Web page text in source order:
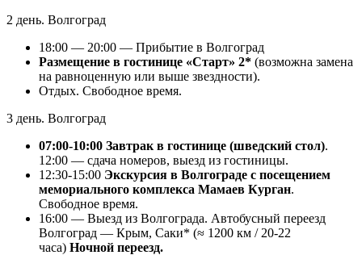
2 день. Волгоград
18:00 — 20:00 — Прибытие в Волгоград
Размещение в гостинице «Старт» 2* (возможна замена
на равноценную или выше звездности).
Отдых. Свободное время.
3 день. Волгоград
07:00-10:00 Завтрак в гостинице (шведский стол).
12:00 — сдача номеров, выезд из гостиницы.
12:30-15:00 Экскурсия в Волгограде с посещением
мемориального комплекса Мамаев Курган.
Свободное время.
16:00 — Выезд из Волгограда. Автобусный переезд
Волгоград — Крым, Саки* (≈ 1200 км / 20-22
часа) Ночной переезд.